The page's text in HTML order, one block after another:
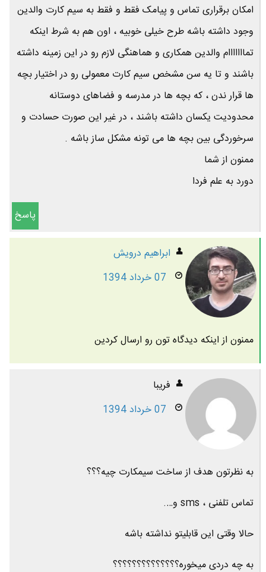
امکان برقراری تماس و پیامک فقط و فقط به سیم کارت والدین
وجود داشته باشه طرح خیلی خوبیه ، اون هم به شرط اینکه
تمااااااام والدین همکاری و هماهنگی لازم رو در این زمینه داشته
باشند و تا یه سن مشخص سیم کارت معمولی رو در اختیار بچه
ها قرار ندن ، که بچه ها در مدرسه و فضاهای دوستانه
محدودیت یکسان داشته باشند ، در غیر این صورت حسادت و
سرخوردگی بین بچه ها می تونه مشکل ساز باشه .
ممنون از شما
دورد به علم فردا
پاسخ
ابراهیم درویش
07 خرداد 1394
ممنون از اینکه دیدگاه تون رو ارسال کردین
فریبا
07 خرداد 1394
به نظرتون هدف از ساخت سیمکارت چیه؟؟؟
تماس تلفنی ، sms و….
حالا وقتی این قابلیتو نداشته باشه
به چه دردی میخوره؟؟؟؟؟؟؟؟؟؟؟؟؟؟